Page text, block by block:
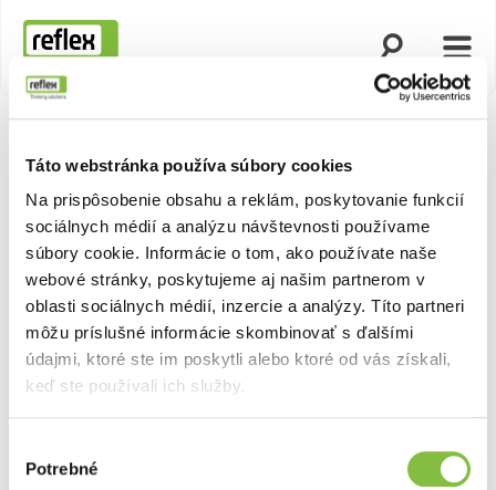
Táto webstránka používa súbory cookies
Na prispôsobenie obsahu a reklám, poskytovanie funkcií
sociálnych médií a analýzu návštevnosti používame
súbory cookie. Informácie o tom, ako používate naše
webové stránky, poskytujeme aj našim partnerom v
oblasti sociálnych médií, inzercie a analýzy. Títo partneri
môžu príslušné informácie skombinovať s ďalšími
údajmi, ktoré ste im poskytli alebo ktoré od vás získali,
keď ste používali ich služby.
súhlasu
Potrebné
Domovská stránka
Otvoriť